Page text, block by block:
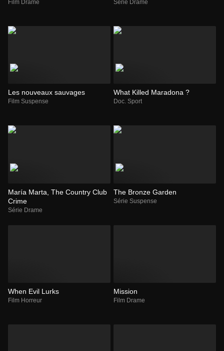
Film Drame Série Drame
Les nouveaux sauvages
Film Suspense
What Killed Maradona ?
Doc. Sport
María Marta, The Country Club
Crime
Série Drame
The Bronze Garden
Série Suspense
When Evil Lurks
Film Horreur
Mission
Film Drame